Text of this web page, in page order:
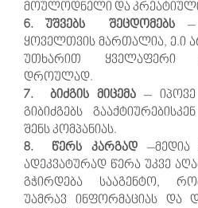
მოულოდნელი და კრეატიული
6. უშვებს შეცდომებს –
ყოველთვის მართალია, ე.ი
უთხარით ყველაფერი
დროულად.
7. ბიძგის მიცემა– იპოვე
გიბიძგებს
შენს კომპანიას.
8. წერს კარგად
ადეკვატურად წერა უკვე
გჭირდება სააგენტო,
უამრავ ინფორმაციას და